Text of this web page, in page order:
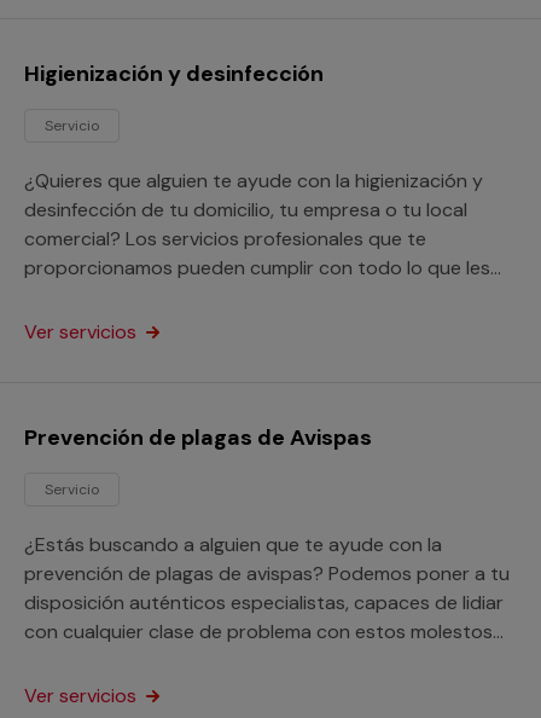
Higienización y desinfección
Servicio
¿Quieres que alguien te ayude con la higienización y
desinfección de tu domicilio, tu empresa o tu local
comercial? Los servicios profesionales que te
proporcionamos pueden cumplir con todo lo que les
Ver servicios
Prevención de plagas de Avispas
Servicio
¿Estás buscando a alguien que te ayude con la
prevención de plagas de avispas? Podemos poner a tu
disposición auténticos especialistas, capaces de lidiar
con cualquier clase de problema con estos molestos
Ver servicios